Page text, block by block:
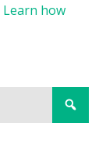
Learn how